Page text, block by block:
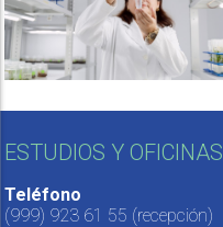
ESTUDIOS Y OFICINAS
Teléfono
(999) 923 61 55 (recepción)